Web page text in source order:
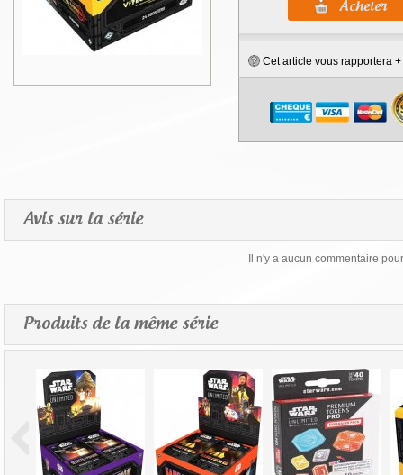
Cet article vous rapportera +
Avis sur la série
Il n'y a aucun commentaire
Produits de la même série